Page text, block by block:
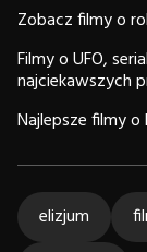
Zobacz filmy o
Filmy o UFO,
najciekawszych
Najlepsze filmy
elizjum